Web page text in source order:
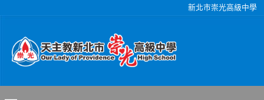
新北市崇光高級中學